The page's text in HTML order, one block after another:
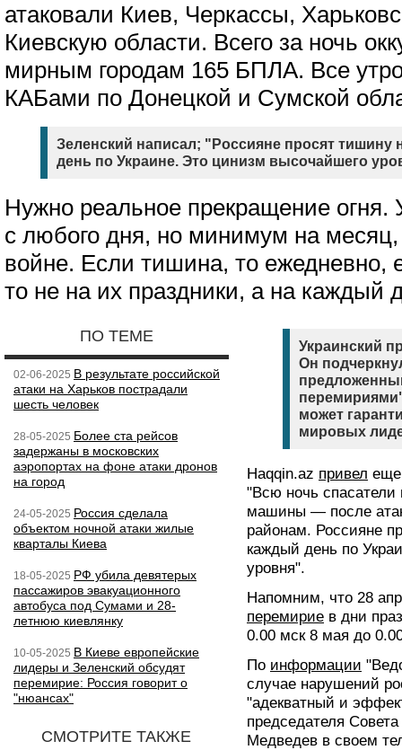
атаковали Киев, Черкассы,
Киевскую области. Всего за ночь
мирным городам 165 БПЛА. Все
КАБами по Донецкой и Сумской
Зеленский написал; "Россияне просят тишину
день по Украине. Это цинизм высочайшего
Нужно реальное прекращение огня.
с любого дня, но минимум на
войне. Если тишина, то ежедневно,
то не на их праздники, а на каждый
ПО ТЕМЕ
02-06-2025 В результате российской
атаки на Харьков пострадали
шесть человек
28-05-2025 Более ста рейсов
задержаны в московских
аэропортах на фоне атаки дронов
на город
24-05-2025 Россия сделала
объектом ночной атаки жилые
кварталы Киева
18-05-2025 РФ убила девятерых
пассажиров эвакуационного
автобуса под Сумами и 28-
летнюю киевлянку
10-05-2025 В Киеве европейские
лидеры и Зеленский обсудят
перемирие: Россия говорит о
"нюансах"
СМОТРИТЕ ТАКЖЕ
Украинский
Он
может
мировых
Haqqin.az привел еще
"Всю ночь
машины — после
районам. Россияне
каждый день по
уровня".
Напомним, что 28
перемирие в дни
0.00 мск 8 мая до
По информации
случае нарушений
"адекватный и
председателя
Медведев в своем